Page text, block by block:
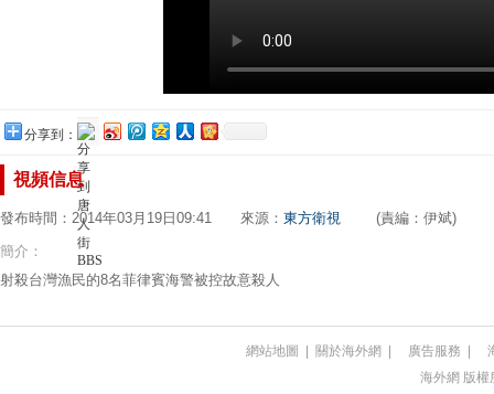
分享到：
視頻信息
發布時間：2014年03月19日09:41 來源： 東方衛視
(責編：伊斌)
簡介：
射殺台灣漁民的8名菲律賓海警被控故意殺人
網站地圖 | 關於海外網 | 廣告服務 |
海外網 版權